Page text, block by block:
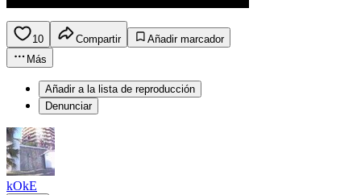
10 Compartir
Añadir marcador
Más
Añadir a la lista de reproducción
Denunciar
kOkE